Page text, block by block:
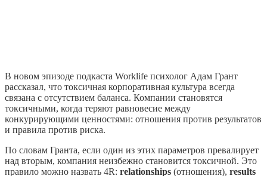
В новом эпизоде подкаста Worklife психолог Адам Грант
рассказал, что токсичная корпоративная культура всегда
связана с отсутствием баланса. Компании становятся
токсичными, когда теряют равновесие между
конкурирующими ценностями: отношения против результатов
и правила против риска.
По словам Гранта, если один из этих параметров превалирует
над вторым, компания неизбежно становится токсичной. Это
правило можно назвать 4R: relationships (отношения), results